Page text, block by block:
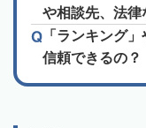
や相談先、法律
「ランキング
信頼できるの？